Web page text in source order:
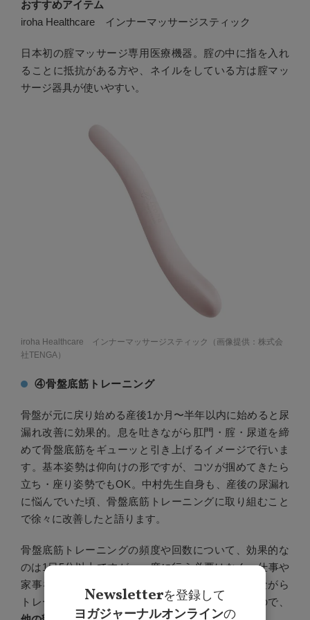
おすすめアイテム
iroha Healthcare インナーマッサージスティック
日本初の腟マッサージ専用医療機器。腟の中に指を入れ
ることに抵抗がある方や、ネイルをしている方は腟マッ
サージ器具が使いやすい。
iroha Healthcare インナーマッサージスティック（画像提供：株式会
社TENGA）
④骨盤底筋トレーニング
骨盤が元に戻り始める産後1か月〜半年以内に始めると尿
漏れ改善に効果的。息を吐きながら肛門・腟・尿道を締
めて骨盤底筋をギューッと引き上げるイメージで行いま
す。基本姿勢は仰向けの形ですが、コツが掴めてきたら
立ち・座り姿勢でもOK。中村先生自身も、産後の尿漏れ
に悩んでいた頃、骨盤底筋トレーニングに取り組むこと
で徐々に改善したと語ります。
骨盤底筋トレーニングの頻度や回数について、効果的な
のは1日5分以上ですが、一度に行う必要はなく、仕事や
家事をしている間など思い出した時に実施する「ながら
トレーニング」でも十分。筋肉のトレーニングなので、
Newsletterを登録して
ヨガジャーナルオンラインの